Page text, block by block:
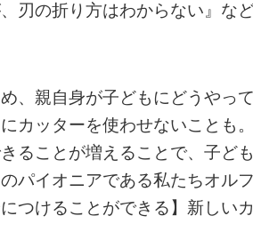
刃の折り方はわからない』な
、親自身が子どもにどうやっ
カッターを使わせないことも
ることが増えることで、子ど
パイオニアである私たちオル
つけることができる】新しい